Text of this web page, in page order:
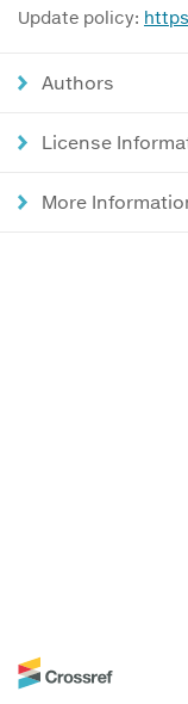
Update policy:
Authors
License
More